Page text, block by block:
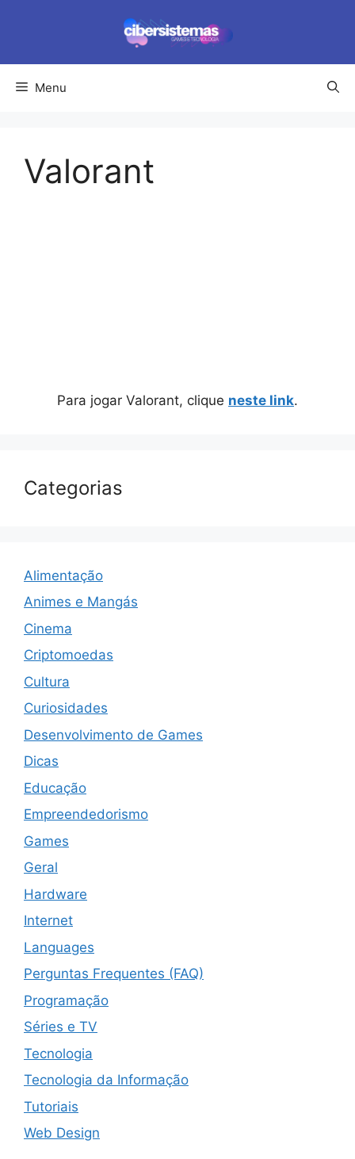
conteúdo
Menu
Valorant
Para jogar Valorant, clique neste link.
Categorias
Alimentação
Animes e Mangás
Cinema
Criptomoedas
Cultura
Curiosidades
Desenvolvimento de Games
Dicas
Educação
Empreendedorismo
Games
Geral
Hardware
Internet
Languages
Perguntas Frequentes (FAQ)
Programação
Séries e TV
Tecnologia
Tecnologia da Informação
Tutoriais
Web Design